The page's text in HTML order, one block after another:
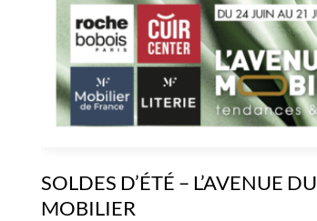
SOLDES D’ÉTÉ – L’AVENUE DU
MOBILIER